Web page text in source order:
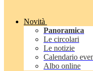
Novità
Panoramica
Le circolari
Le notizie
Calendario
Albo online